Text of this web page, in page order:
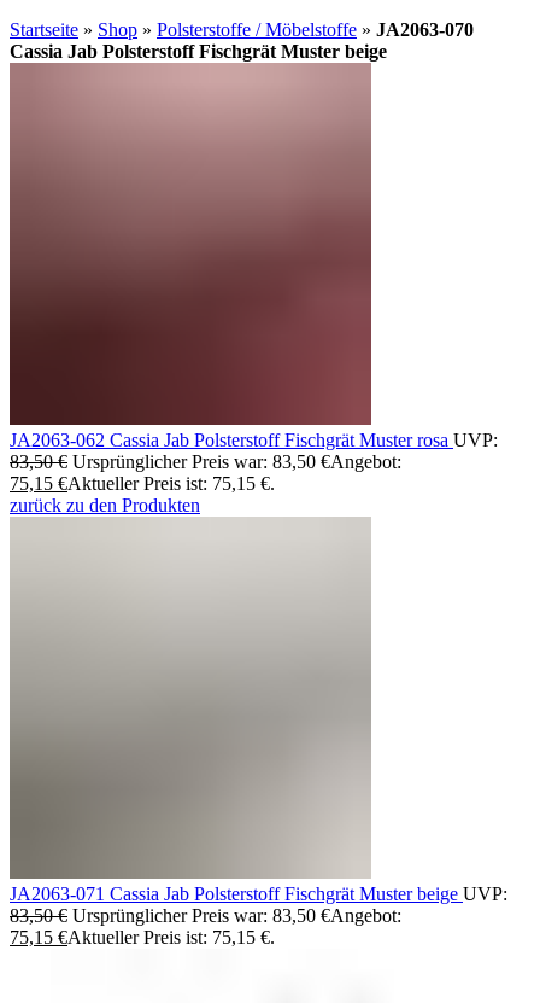
Startseite » Shop » Polsterstoffe / Möbelstoffe » JA2063-070
Cassia Jab Polsterstoff Fischgrät Muster beige
JA2063-062 Cassia Jab Polsterstoff Fischgrät Muster rosa UVP:
83,50€ Ursprünglicher Preis war: 83,50 €Angebot:
75,15 €Aktueller Preis ist: 75,15 €.
zurück zu den Produkten
JA2063-071 Cassia Jab Polsterstoff Fischgrät Muster beige UVP:
83,50€ Ursprünglicher Preis war: 83,50 €Angebot:
75,15 €Aktueller Preis ist: 75,15 €.